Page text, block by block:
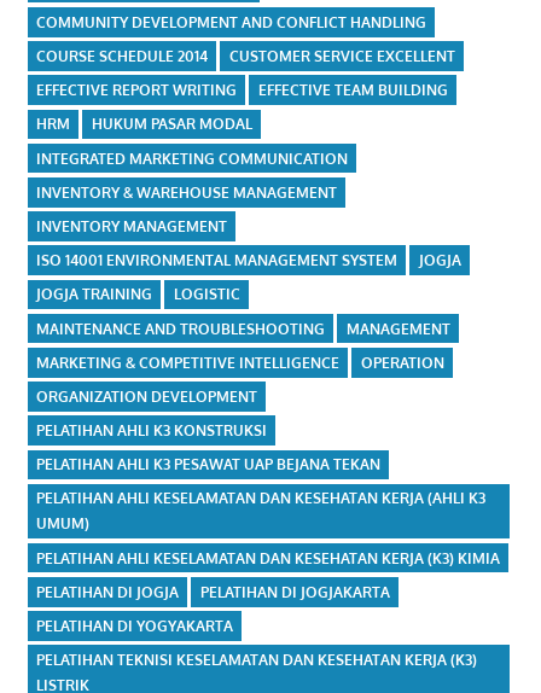
COMMUNITY DEVELOPMENT AND CONFLICT HANDLING
COURSE SCHEDULE 2014
CUSTOMER SERVICE EXCELLENT
EFFECTIVE REPORT WRITING
EFFECTIVE TEAM BUILDING
HRM
HUKUM PASAR MODAL
INTEGRATED MARKETING COMMUNICATION
INVENTORY & WAREHOUSE MANAGEMENT
INVENTORY MANAGEMENT
ISO 14001 ENVIRONMENTAL MANAGEMENT SYSTEM
JOGJA
JOGJA TRAINING
LOGISTIC
MAINTENANCE AND TROUBLESHOOTING
MANAGEMENT
MARKETING & COMPETITIVE INTELLIGENCE
OPERATION
ORGANIZATION DEVELOPMENT
PELATIHAN AHLI K3 KONSTRUKSI
PELATIHAN AHLI K3 PESAWAT UAP BEJANA TEKAN
PELATIHAN AHLI KESELAMATAN DAN KESEHATAN KERJA (AHLI K3
UMUM)
PELATIHAN AHLI KESELAMATAN DAN KESEHATAN KERJA (K3) KIMIA
PELATIHAN DI JOGJA
PELATIHAN DI JOGJAKARTA
PELATIHAN DI YOGYAKARTA
PELATIHAN TEKNISI KESELAMATAN DAN KESEHATAN KERJA (K3)
LISTRIK